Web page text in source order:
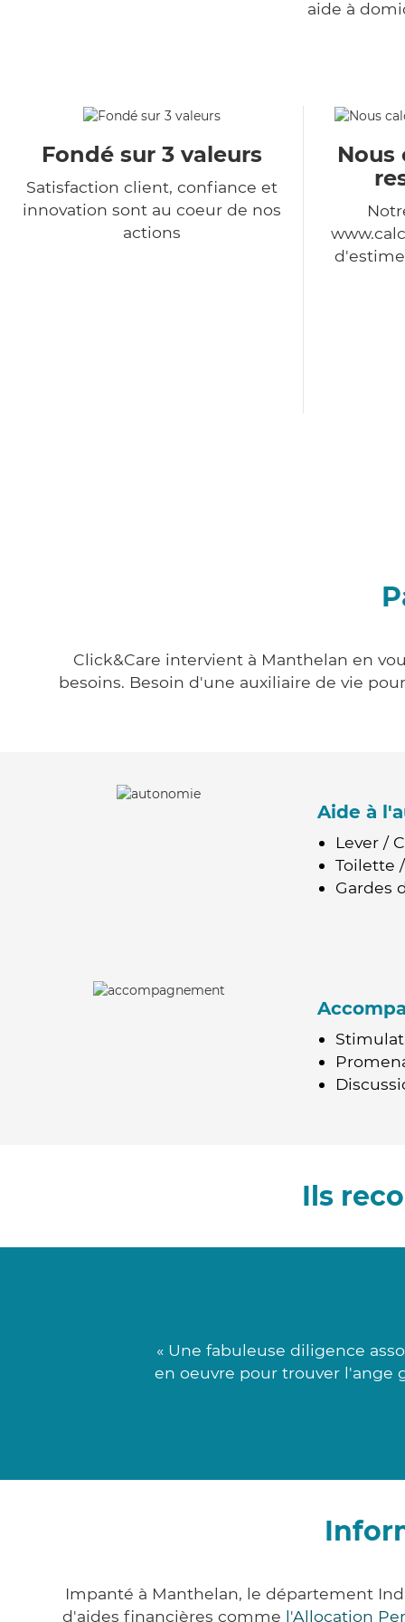
aide à
Fondé sur 3 valeurs
Satisfaction client, confiance et
innovation sont au coeur de nos
actions
Nous
Click&Care intervient à Manthelan en
besoins. Besoin d'une auxiliaire de vie
Aide à
Lever /
Toilette
Gardes
Ils
« Une fabuleuse diligence
en oeuvre pour trouver l'ange
Impanté à Manthelan, le département
d'aides financières comme l'Allocation